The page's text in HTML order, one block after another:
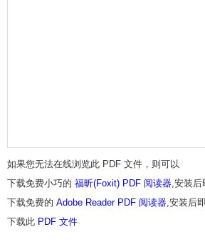
如果您无法在线浏览此 PDF 文件，则可以
下载免费小巧的 福昕(Foxit) PDF 阅读器 ,安装
下载免费的 Adobe Reader PDF 阅读器 ,安装后
下载此 PDF 文件